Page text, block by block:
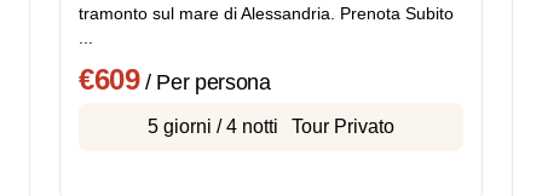
tramonto sul mare di Alessandria. Prenota Subito
€609/ Per persona
5 giorni / 4 notti Tour Privato